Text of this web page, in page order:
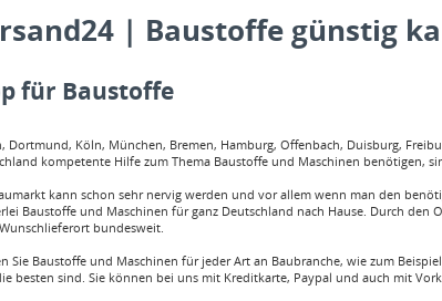
| Baustoffe günstig
für Baustoffe
Dortmund, Köln, München, Bremen, Hamburg, Offenbach, Duisburg,
kompetente Hilfe zum Thema Baustoffe und Maschinen benötigen,
kann schon sehr nervig werden und vor allem wenn man den
Baustoffe und Maschinen für ganz Deutschland nach Hause. Durch
bundesweit.
Sie Baustoffe und Maschinen für jeder Art an Baubranche, wie zum
besten sind. Sie können bei uns mit Kreditkarte, Paypal und auch mit